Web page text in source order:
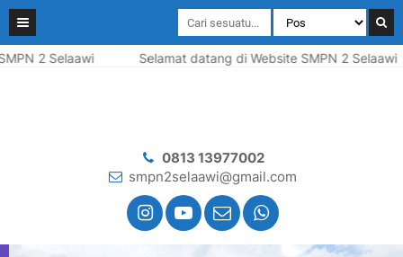
2 Selaawi Selamat datang di Website SMPN 2 Selaawi
0813 13977002
smpn2selaawi@gmail.com